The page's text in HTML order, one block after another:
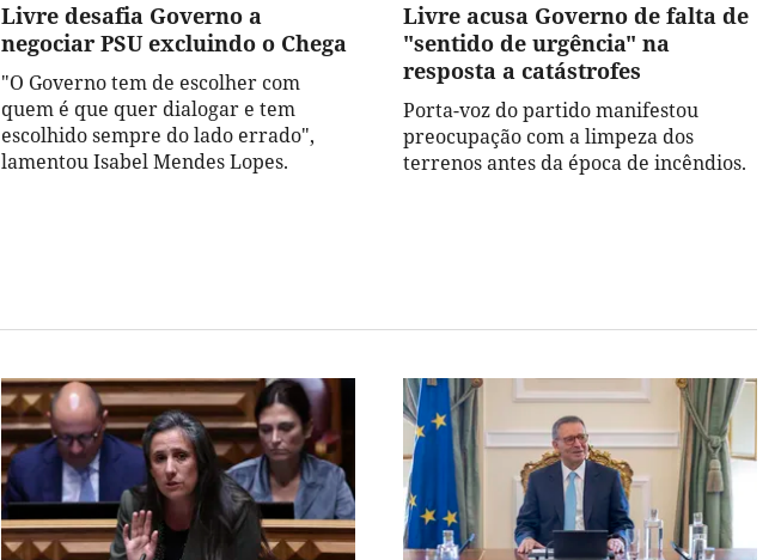
Livre desafia Governo a
negociar PSU excluindo o Chega
"O Governo tem de escolher com
quem é que quer dialogar e tem
escolhido sempre do lado errado",
lamentou Isabel Mendes Lopes.
Livre acusa Governo de falta de
"sentido de urgência" na
resposta a catástrofes
Porta-voz do partido manifestou
preocupação com a limpeza dos
terrenos antes da época de incêndios.